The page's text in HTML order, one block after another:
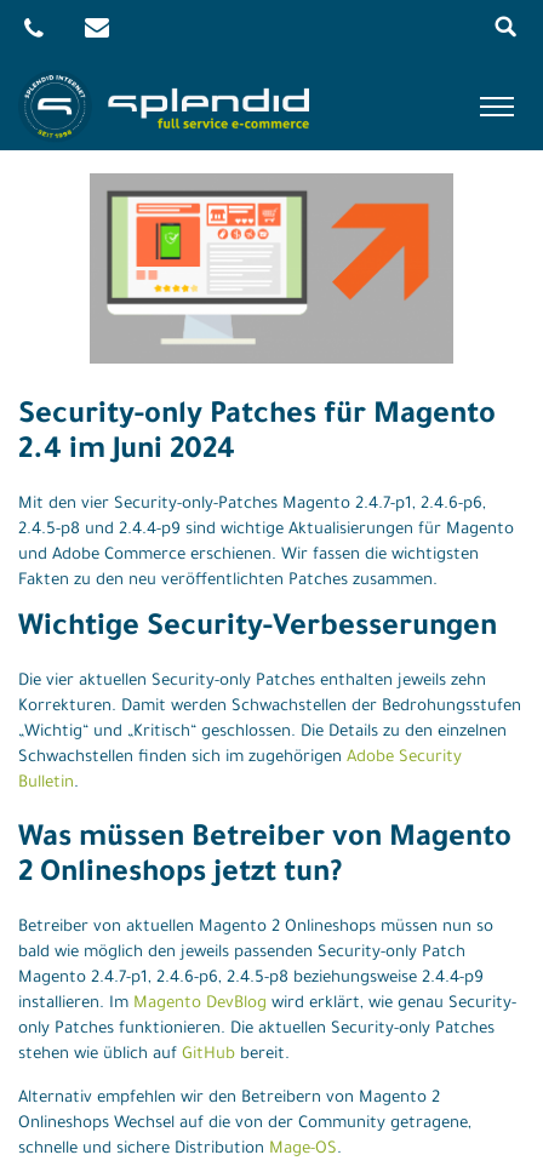
Skip
Menu
Shop
Security-only Patches für Magento
2.4 im Juni 2024
Mit den vier Security-only-Patches Magento 2.4.7-p1, 2.4.6-p6,
2.4.5-p8 und 2.4.4-p9 sind wichtige Aktualisierungen für Magento
und Adobe Commerce erschienen. Wir fassen die wichtigsten
Fakten zu den neu veröffentlichten Patches zusammen.
Wichtige Security-Verbesserungen
Die vier aktuellen Security-only Patches enthalten jeweils zehn
Korrekturen. Damit werden Schwachstellen der Bedrohungsstufen
„Wichtig“ und „Kritisch“ geschlossen. Die Details zu den einzelnen
Schwachstellen finden sich im zugehörigen Adobe Security
Bulletin.
Was müssen Betreiber von Magento
2 Onlineshops jetzt tun?
Betreiber von aktuellen Magento 2 Onlineshops müssen nun so
bald wie möglich den jeweils passenden Security-only Patch
Magento 2.4.7-p1, 2.4.6-p6, 2.4.5-p8 beziehungsweise 2.4.4-p9
installieren. Im Magento DevBlog wird erklärt, wie genau Security-
only Patches funktionieren. Die aktuellen Security-only Patches
stehen wie üblich auf GitHub bereit.
Alternativ empfehlen wir den Betreibern von Magento 2
Onlineshops Wechsel auf die von der Community getragene,
schnelle und sichere Distribution Mage-OS.